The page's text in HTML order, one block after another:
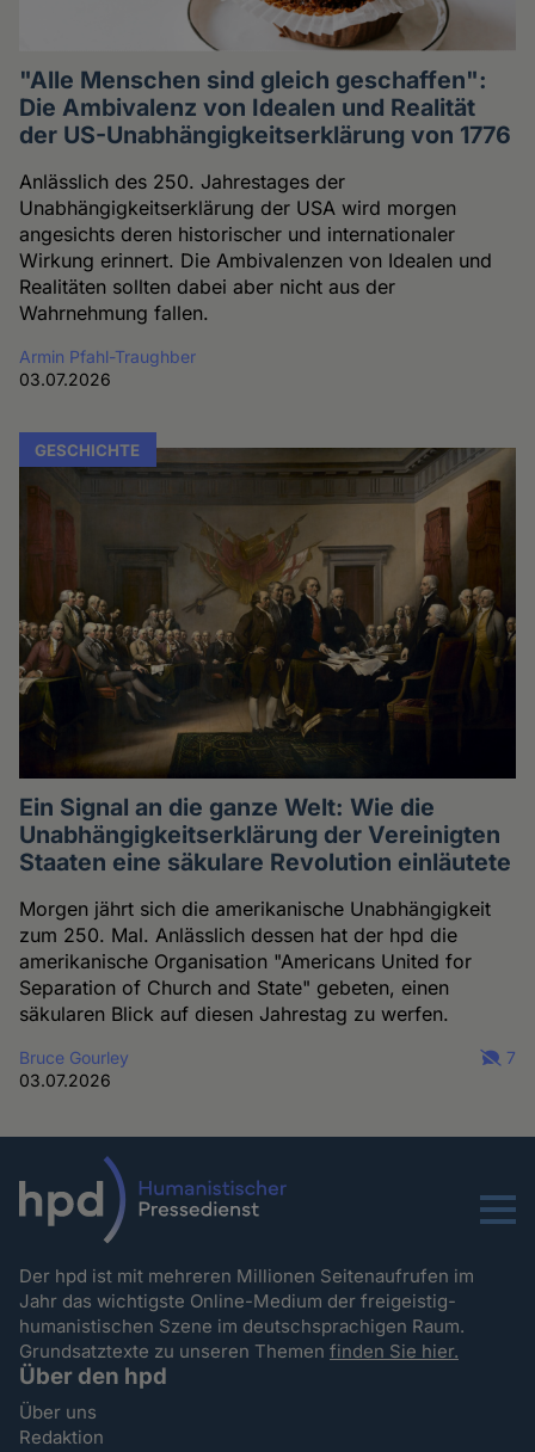
"Alle Menschen sind gleich geschaffen":
Die Ambivalenz von Idealen und Realität
der US-Unabhängigkeitserklärung von 1776
Anlässlich des 250. Jahrestages der
Unabhängigkeitserklärung der USA wird morgen
angesichts deren historischer und internationaler
Wirkung erinnert. Die Ambivalenzen von Idealen und
Realitäten sollten dabei aber nicht aus der
Wahrnehmung fallen.
Armin Pfahl-Traughber
03.07.2026
GESCHICHTE
Ein Signal an die ganze Welt: Wie die
Unabhängigkeitserklärung der Vereinigten
Staaten eine säkulare Revolution einläutete
Morgen jährt sich die amerikanische Unabhängigkeit
zum 250. Mal. Anlässlich dessen hat der hpd die
amerikanische Organisation "Americans United for
Separation of Church and State" gebeten, einen
säkularen Blick auf diesen Jahrestag zu werfen.
Bruce Gourley
03.07.2026
7
Menu
Der hpd ist mit mehreren Millionen Seitenaufrufen im
Jahr das wichtigste Online-Medium der freigeistig-
humanistischen Szene im deutschsprachigen Raum.
Grundsatztexte zu unseren Themenfinden Sie hier.
Über den hpd
Über uns
Redaktion